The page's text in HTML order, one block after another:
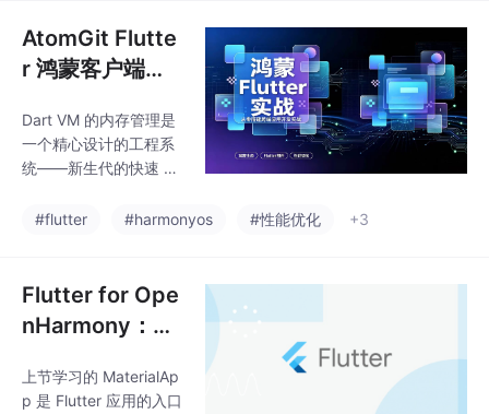
PU，支持训练、推理及
混合精度优化。安装需
匹配 CANN 和 PyTorc
+ PyTorch 2.1），并替
换后端为 NPU。性能调
优建议开启算子融合
用 AT
AtomGit Flutte
r 鸿蒙客户端：
性能优化
Dart VM 的内存管理是
一个精心设计的工程系
统——新生代的快速 Sc
标记与并行压缩、大对
er 应用的流畅体验。但
是，没有任何 GC 能拯
救糟糕的代码。新生
的分工——理解晋升机
制是减少 Major GC 压
#flutter #harmonyos #性能优化 +3
Flutter for Ope
nHarmony：用
蒙应用——Scaf
上节学习的 MaterialAp
p 是 Flutter 应用的入口